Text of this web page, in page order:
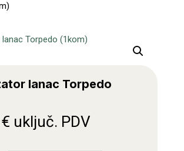
lanac Torpedo
€ uključ. PDV